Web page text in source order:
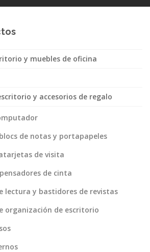
y muebles de oficina
y accesorios de regalo
de notas y portapapeles
de visita
de cinta
lectura y bastidores de revistas
organización de escritorio